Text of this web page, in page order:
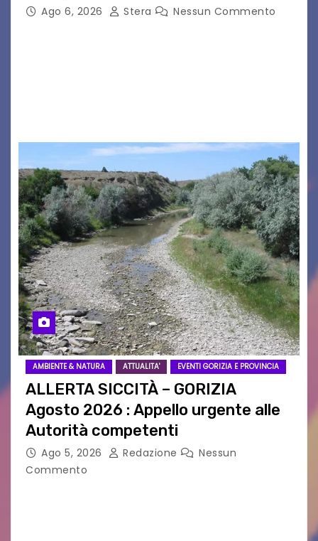
Ago 6, 2026 Stera Nessun Commento
AMBIENTE & NATURA ATTUALITA' EVENTI GORIZIA E PROVINCIA
ALLERTA SICCITÀ – GORIZIA
Agosto 2026 : Appello urgente alle
Autorità competenti
Ago 5, 2026 Redazione
Nessun
Commento